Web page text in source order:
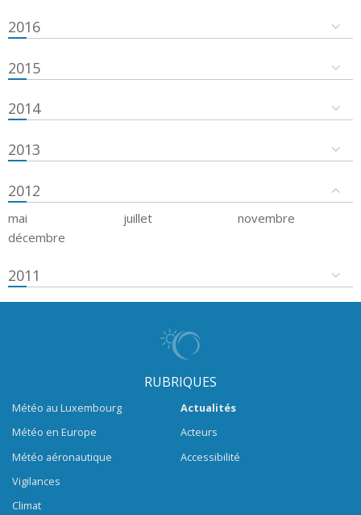
2016
2015
2014
2013
2012
mai juillet
novembre
décembre
2011
RUBRIQUES
Météo au Luxembourg
Météo en Europe
Météo aéronautique
Vigilances
Climat
Actualités
Acteurs
Accessibilité